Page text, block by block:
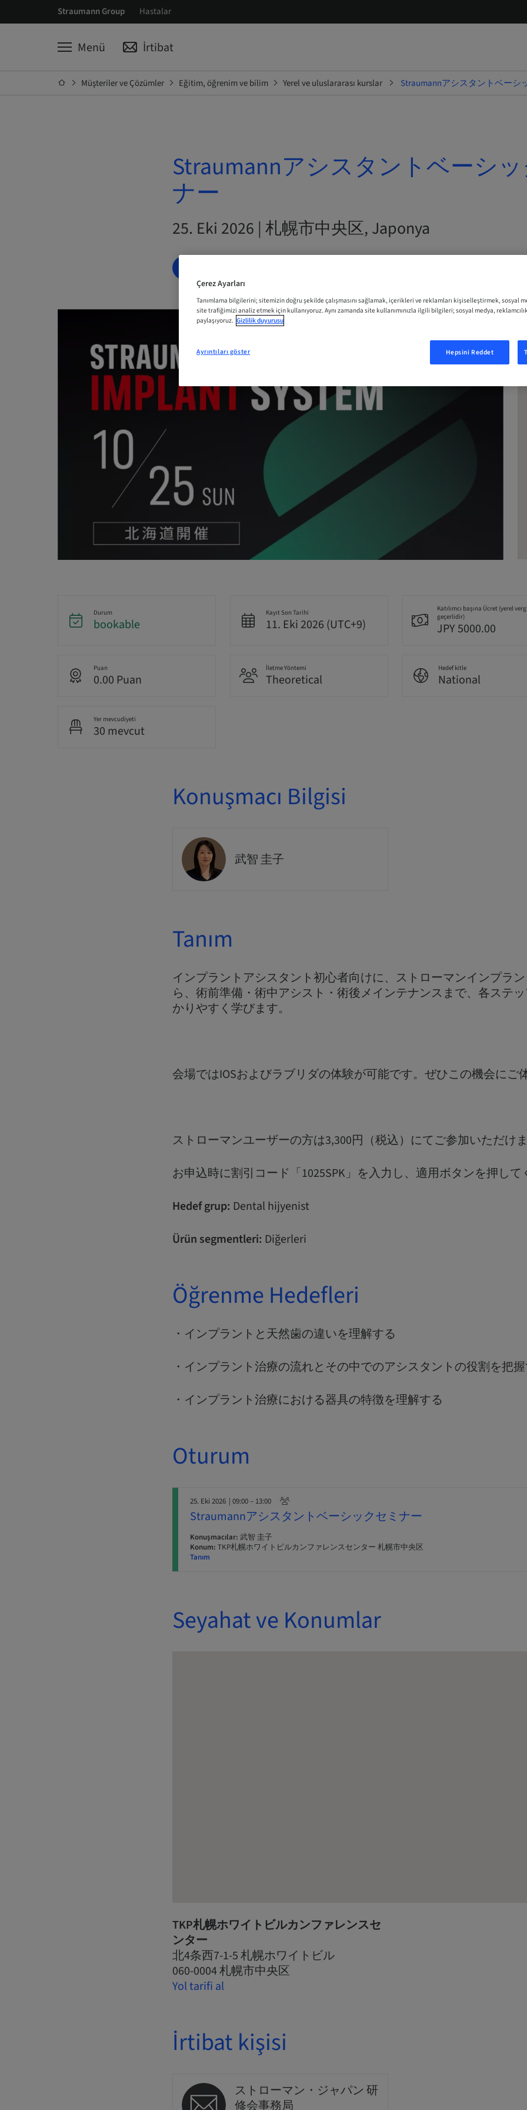
Straumann Group Hastalar
Menü İrtibat
Müşteriler ve Çözümler Eğitim, öğrenim ve bilim Yerel ve uluslararası kurslar Straumannアシスタントベーシ
Straumannアシスタントベーシ
ナー
25. Eki 2026 | 札幌市中央区, Japonya
Durum
bookable
Kayıt Son Tarihi
11. Eki 2026 (UTC+9)
Katılımcı başına Ücret (yerel
geçerlidir)
JPY 5000.00
Puan
0.00 Puan
İletme Yöntemi
Theoretical
Hedef kitle
National
Yer mevcudiyeti
30 mevcut
Konuşmacı Bilgisi
武智 圭子
Tanım
インプラントアシスタント初心者向けに、ストローマンインプラ
ら、術前準備・術中アシスト・術後メインテナンスまで、各ステ
かりやすく学びます。
会場ではIOSおよびラブリダの体験が可能です。ぜひこの機会にご
ストローマンユーザーの方は3,300円（税込）にてご参加いただけ
お申込時に割引コード「1025SPK」を入力し、適用ボタンを押して
Hedef grup: Dental hijyenist
Ürün segmentleri: Diğerleri
Öğrenme Hedefleri
・インプラントと天然歯の違いを理解する
・インプラント治療の流れとその中でのアシスタントの役割を把
・インプラント治療における器具の特徴を理解する
Oturum
25. Eki 2026 | 09:00 – 13:00
Straumannアシスタントベーシックセミナー
Konuşmacılar: 武智 圭子
Konum: TKP札幌ホワイトビルカンファレンスセンター 札幌市中央区
Tanım
Seyahat ve Konumlar
TKP札幌ホワイトビルカンファレンスセ
ンター
北4条西7-1-5 札幌ホワイトビル
060-0004 札幌市中央区
Yol tarifi al
İrtibat kişisi
ストローマン・ジャパン 研
修会事務局
Çerez Ayarları
Tanımlama bilgilerini; sitemizin doğru şekilde çalışmasını sağlamak, içerikleri ve reklamları kişiselleştirmek, sosyal
site trafiğimizi analiz etmek için kullanıyoruz. Aynı zamanda site kullanımınızla ilgili bilgileri; sosyal medya,
paylaşıyoruz. Gizlilik duyurusu
Hepsini Reddet
Ayrıntıları göster